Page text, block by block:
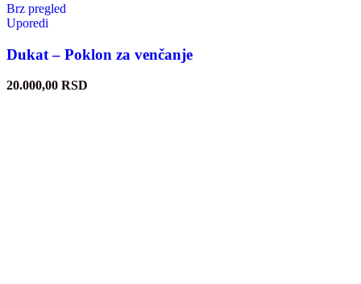
Brz pregled
Uporedi
Dukat – Poklon za venčanje
20.000,00 RSD